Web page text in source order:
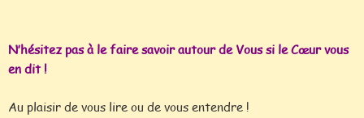
N’hésitez pas à le faire savoir autour de Vous si le Cœur vous
en dit !
Au plaisir de vous lire ou de vous entendre !